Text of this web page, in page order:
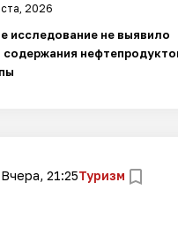
2026
исследование не выявило
Вчера, 21:25Туризм